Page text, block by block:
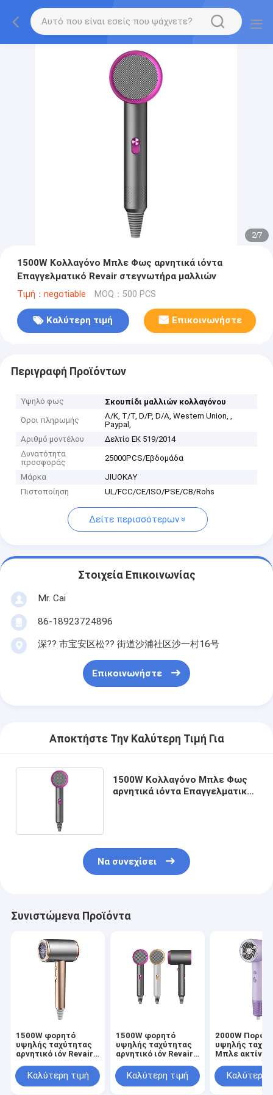
2/7
1500W Κολλαγόνο Μπλε Φως αρνητικά ιόντα
Επαγγελματικό Revair στεγνωτήρα μαλλιών
Τιμή：negotiable MOQ：500 PCS
Καλύτερη τιμή Επικοινωνήστε
Περιγραφή Προϊόντων
Υψηλό φως
Σκουπίδι μαλλιών κολλαγόνου
Όροι πληρωμής
Λ/Κ, Τ/Τ, D/P, D/A, Western Union, ,
Paypal,
Αριθμό μοντέλου
Δελτίο ΕΚ 519/2014
Δυνατότητα
προσφοράς
25000PCS/Εβδομάδα
Μάρκα
JIUOKAY
Πιστοποίηση
UL/FCC/CE/ISO/PSE/CB/Rohs
Δείτε περισσότερων
Στοιχεία Επικοινωνίας
Mr. Cai
86-18923724896
深?? 市宝安区松?? 街道沙浦社区沙一村16号
Επικοινωνήστε
Αποκτήστε Την Καλύτερη Τιμή Για
1500W Κολλαγόνο Μπλε Φως
αρνητικά ιόντα Επαγγελματικό
Να συνεχίσει
Συνιστώμενα Προϊόντα
1500W φορητό
υψηλής ταχύτητας
αρνητικό ιόν Revair
στεγνωτήρα
μαλλιών για το σπίτι
Καλύτερη τιμή
1500W φορητό
υψηλής ταχύτητας
αρνητικό ιόν Revair
στεγνωτήρα
μαλλιών για το σπίτι
Καλύτερη τιμή
2000W
υψηλής
Μπλε ακτίνα
Revair
μαλλιών
Καλύτερη